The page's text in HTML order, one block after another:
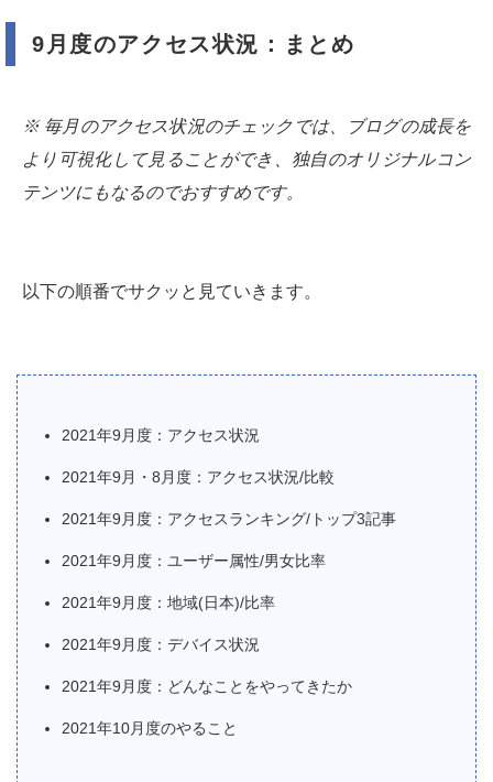
9月度のアクセス状況：まとめ
※ 毎月のアクセス状況のチェックでは、ブログの成長を
より可視化して見ることができ、独自のオリジナルコン
テンツにもなるのでおすすめです。
以下の順番でサクッと見ていきます。
2021年9月度：アクセス状況
2021年9月・8月度：アクセス状況/比較
2021年9月度：アクセスランキング/トップ3記事
2021年9月度：ユーザー属性/男女比率
2021年9月度：地域(日本)/比率
2021年9月度：デバイス状況
2021年9月度：どんなことをやってきたか
2021年10月度のやること